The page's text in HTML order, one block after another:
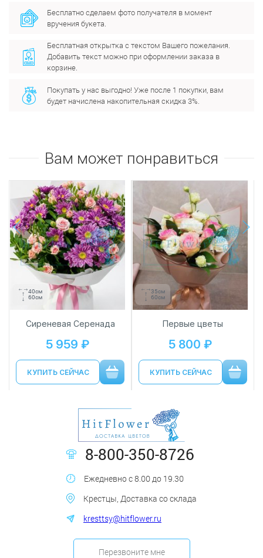
Бесплатно сделаем фото получателя в момент
вручения букета.
Бесплатная открытка с текстом Вашего пожелания.
Добавить текст можно при оформлении заказа в
корзине.
Покупать у нас выгодно! Уже после 1 покупки, вам
будет начислена накопительная скидка 3%.
Вам может понравиться
prev next
40см
60см
Сиреневая Серенада
5 959 ₽
КУПИТЬ СЕЙЧАС
35см
60см
Первые цветы
5 800 ₽
КУПИТЬ СЕЙЧАС
8-800-350-8726
Ежедневно с 8.00 до 19.30
Крестцы, Доставка со склада
kresttsy@hitflower.ru
Перезвоните мне